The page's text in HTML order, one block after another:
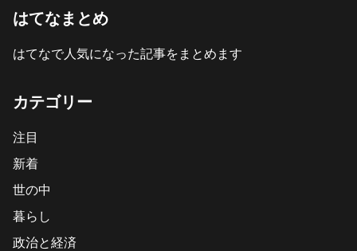
はてなまとめ
はてなで人気になった記事をまとめます
カテゴリー
注目
新着
世の中
暮らし
政治と経済